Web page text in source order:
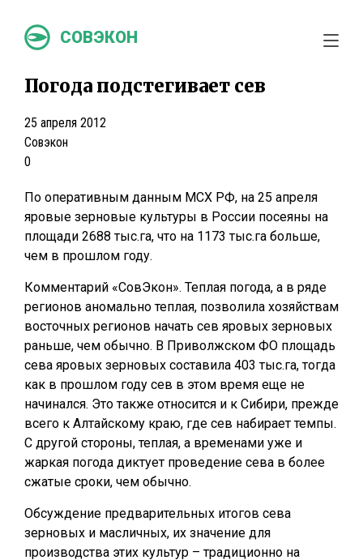
СОВЭКОН
Погода подстегивает сев
25 апреля 2012
Совэкон
0
По оперативным данным МСХ РФ, на 25 апреля
яровые зерновые культуры в России посеяны на
площади 2688 тыс.га, что на 1173 тыс.га больше,
чем в прошлом году.
Комментарий «СовЭкон». Теплая погода, а в ряде
регионов аномально теплая, позволила хозяйствам
восточных регионов начать сев яровых зерновых
раньше, чем обычно. В Приволжском ФО площадь
сева яровых зерновых составила 403 тыс.га, тогда
как в прошлом году сев в этом время еще не
начинался. Это также относится и к Сибири, прежде
всего к Алтайскому краю, где сев набирает темпы.
С другой стороны, теплая, а временами уже и
жаркая погода диктует проведение сева в более
сжатые сроки, чем обычно.
Обсуждение предварительных итогов сева
зерновых и масличных, их значение для
производства этих культур – традиционно на